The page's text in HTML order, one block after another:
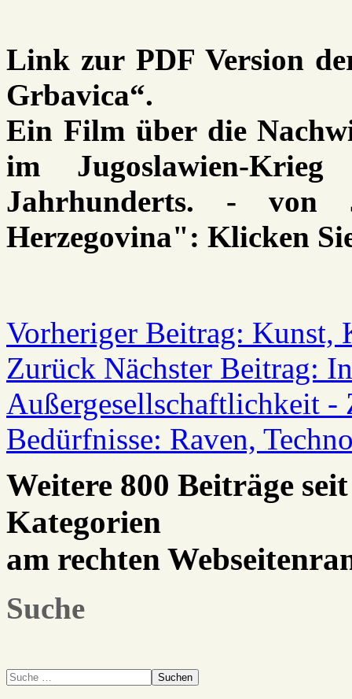
Link zur PDF Version
Grbavica“.
Ein Film über die
im Jugoslawien-
Jahrhunderts. - von
Herzegovina": Klicken
Vorheriger Beitrag: Kunst,
Zurück Nächster Beitrag:
Außergesellschaftlichkeit -
Bedürfnisse: Raven,
Weitere 800 Beiträge
Kategorien
am rechten
Suche
Suchen